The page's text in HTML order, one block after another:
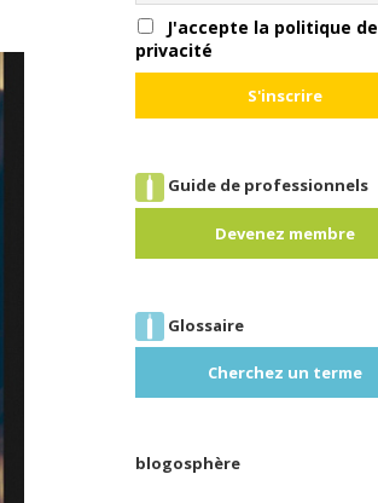
J'accepte la politique de
privacité
Guide de professionnels
Devenez membre
Glossaire
Cherchez un terme
blogosphère